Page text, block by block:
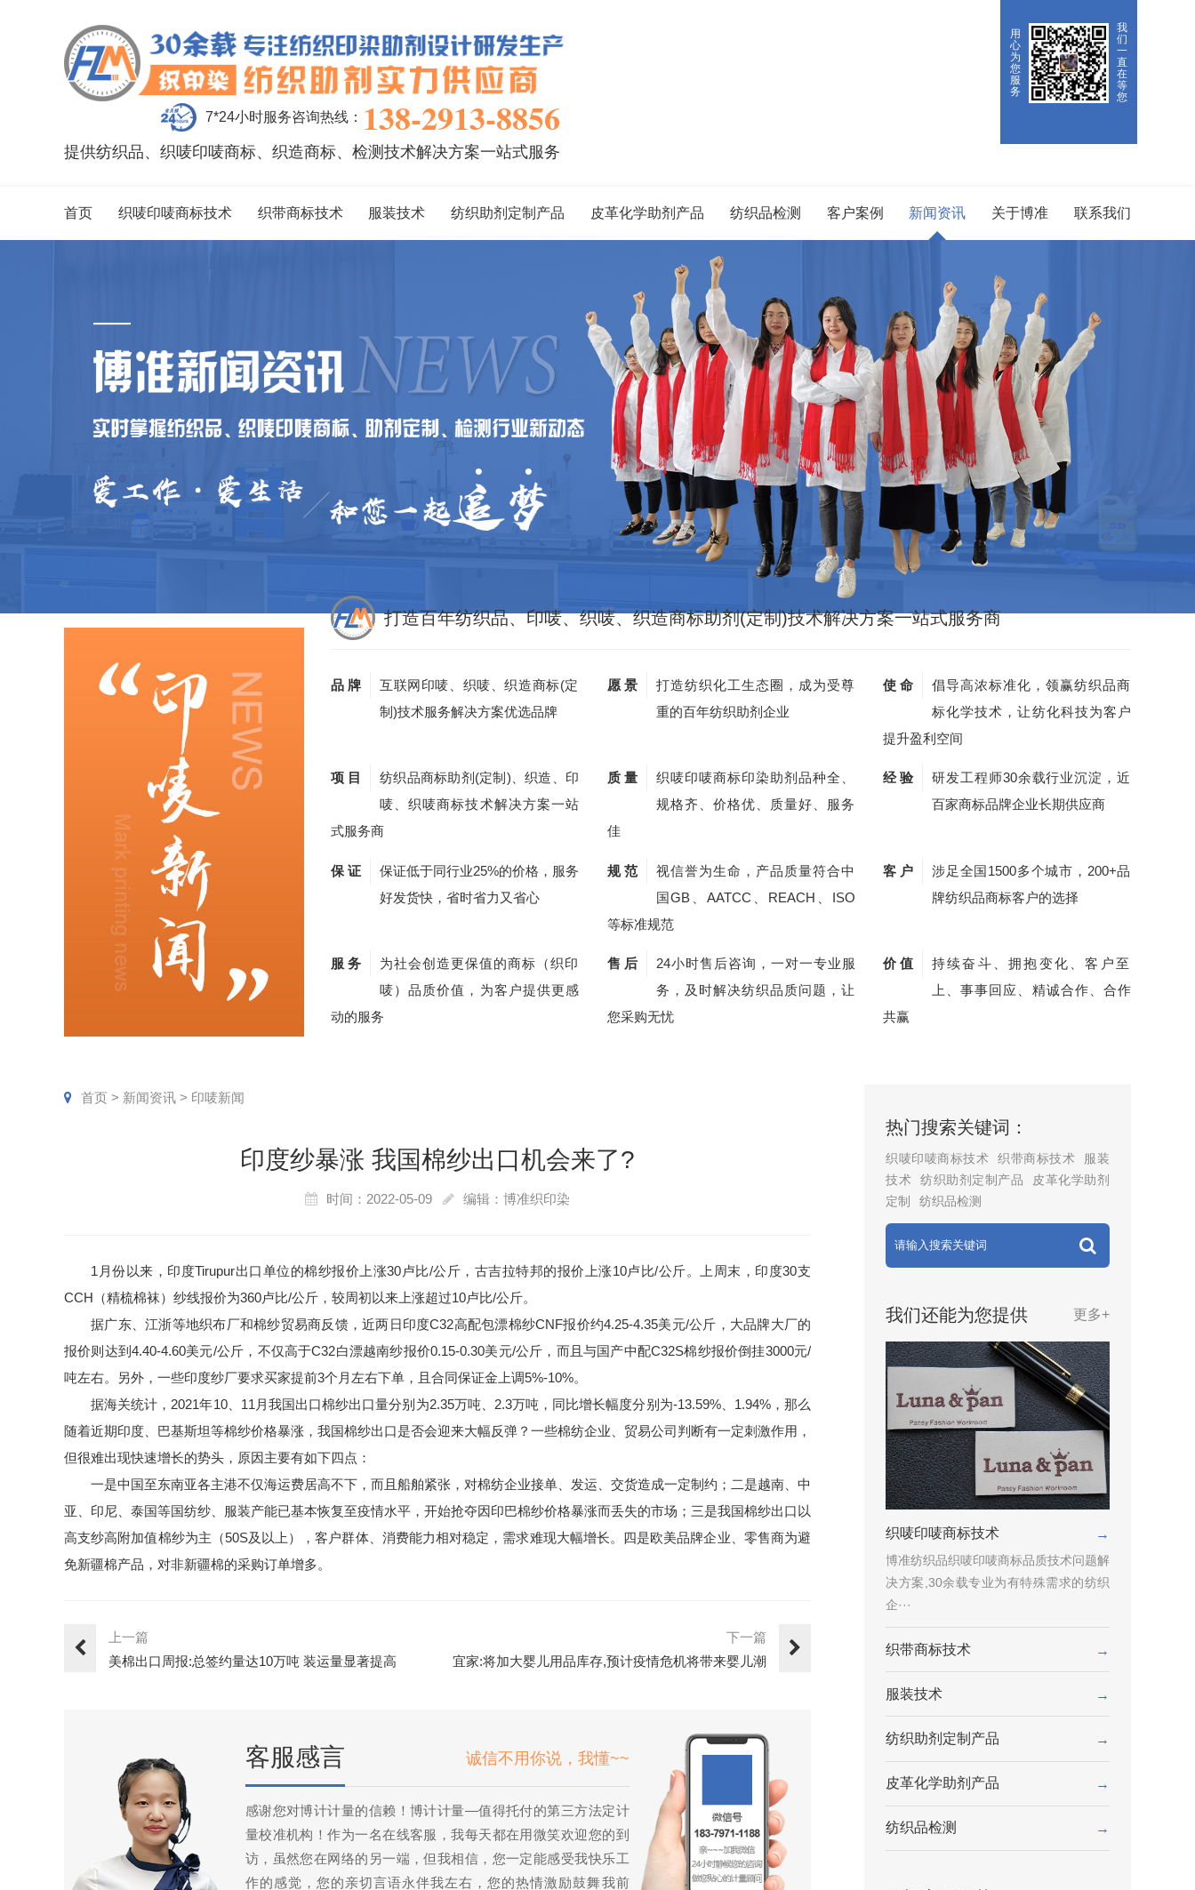
用
心
为
您
服
务
我
们
一
直
在
等
您
7*24小时服务咨询热线： 138-2913-8856
提供纺织品、织唛印唛商标、织造商标、检测技术解决方案一站式服务
首页 织唛印唛商标技术 织带商标技术 服装技术 纺织助剂定制产品 皮革化学助剂产品 纺织品检测 客户案例 新闻资讯 关于博准 联系我们
打造百年纺织品、印唛、织唛、织造商标助剂(定制)技术解决方案一站式服务商
品 牌
互联网印唛、织唛、织造商标(定
制)技术服务解决方案优选品牌
愿 景
打造纺织化工生态圈，成为受尊
重的百年纺织助剂企业
使 命
倡导高浓标准化，领赢纺织品商
标化学技术，让纺化科技为客户
提升盈利空间
项 目
纺织品商标助剂(定制)、织造、印
唛、织唛商标技术解决方案一站
式服务商
质 量
织唛印唛商标印染助剂品种全、
规格齐、价格优、质量好、服务
佳
经 验
研发工程师30余载行业沉淀，近
百家商标品牌企业长期供应商
保 证
保证低于同行业25%的价格，服务
好发货快，省时省力又省心
规 范
视信誉为生命，产品质量符合中
国GB、AATCC、REACH、ISO
等标准规范
客 户
涉足全国1500多个城市，200+品
牌纺织品商标客户的选择
服 务
为社会创造更保值的商标（织印
唛）品质价值，为客户提供更感
动的服务
售 后
24小时售后咨询，一对一专业服
务，及时解决纺织品质问题，让
您采购无忧
价 值
持续奋斗、拥抱变化、客户至
上、事事回应、精诚合作、合作
共赢
首页 > 新闻资讯 > 印唛新闻
印度纱暴涨 我国棉纱出口机会来了?
时间：2022-05-09 编辑：博准织印染
1月份以来，印度Tirupur出口单位的棉纱报价上涨30卢比/公斤，古吉拉特邦的报价上涨10卢比/公斤。上周末，印度30支
CCH（精梳棉袜）纱线报价为360卢比/公斤，较周初以来上涨超过10卢比/公斤。
据广东、江浙等地织布厂和棉纱贸易商反馈，近两日印度C32高配包漂棉纱CNF报价约4.25-4.35美元/公斤，大品牌大厂的
报价则达到4.40-4.60美元/公斤，不仅高于C32白漂越南纱报价0.15-0.30美元/公斤，而且与国产中配C32S棉纱报价倒挂3000元/
吨左右。另外，一些印度纱厂要求买家提前3个月左右下单，且合同保证金上调5%-10%。
据海关统计，2021年10、11月我国出口棉纱出口量分别为2.35万吨、2.3万吨，同比增长幅度分别为-13.59%、1.94%，那么
随着近期印度、巴基斯坦等棉纱价格暴涨，我国棉纱出口是否会迎来大幅反弹？一些棉纺企业、贸易公司判断有一定刺激作用，
但很难出现快速增长的势头，原因主要有如下四点：
一是中国至东南亚各主港不仅海运费居高不下，而且船舶紧张，对棉纺企业接单、发运、交货造成一定制约；二是越南、中
亚、印尼、泰国等国纺纱、服装产能已基本恢复至疫情水平，开始抢夺因印巴棉纱价格暴涨而丢失的市场；三是我国棉纱出口以
高支纱高附加值棉纱为主（50S及以上），客户群体、消费能力相对稳定，需求难现大幅增长。四是欧美品牌企业、零售商为避
免新疆棉产品，对非新疆棉的采购订单增多。
上一篇
美棉出口周报:总签约量达10万吨 装运量显著提高
下一篇
宜家:将加大婴儿用品库存,预计疫情危机将带来婴儿潮
客服感言 诚信不用你说，我懂~~
感谢您对博计计量的信赖！博计计量—值得托付的第三方法定计
量校准机构！作为一名在线客服，我每天都在用微笑欢迎您的到
访，虽然您在网络的另一端，但我相信，您一定能感受我快乐工
作的感觉，您的亲切言语永伴我左右，您的热情激励鼓舞我前
热门搜索关键词：
织唛印唛商标技术 织带商标技术
服装
技术
纺织助剂定制产品
皮革化学助剂
定制
纺织品检测
我们还能为您提供 更多+
织唛印唛商标技术 →
博准纺织品织唛印唛商标品质技术问题解
决方案,30余载专业为有特殊需求的纺织
企···
织带商标技术 →
服装技术 →
纺织助剂定制产品 →
皮革化学助剂产品 →
纺织品检测 →